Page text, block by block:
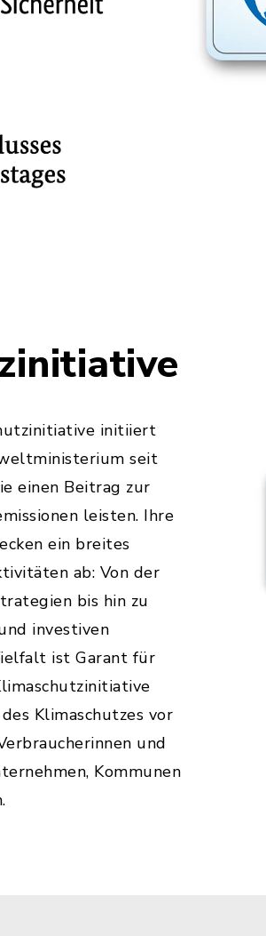
initiiert
seit
einen Beitrag zur
leisten. Ihre
ein breites
ab: Von der
bis hin zu
investiven
ist Garant für
Klimaschutzes vor
und
Kommunen